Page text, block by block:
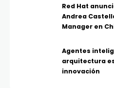
Red Hat
Andrea
Manager en
Agentes
arquitectura
innovación